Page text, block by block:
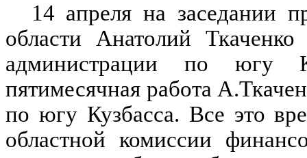
14 апреля на заседании
области Анатолий
администрации по югу
пятимесячная работа
по югу Кузбасса. Все это
областной комиссии